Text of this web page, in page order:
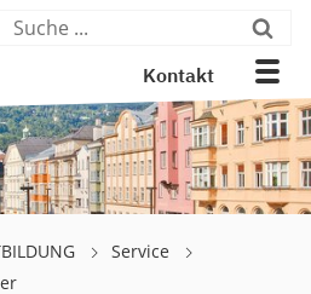
Kontakt
Service